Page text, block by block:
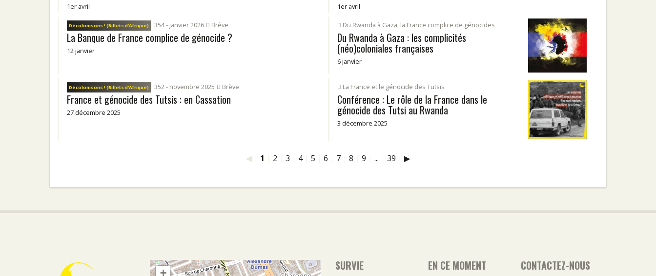
1er avril 1er avril
Décolonisons ! (Billets d’Afrique) 354 - janvier 2026 Brève
La Banque de France complice de génocide ?
12 janvier
Du Rwanda à Gaza, la France complice de génocides
Du Rwanda à Gaza : les complicités
(néo)coloniales françaises
6 janvier
Décolonisons ! (Billets d’Afrique) 352 - novembre 2025 Brève
France et génocide des Tutsis : en Cassation
27 décembre 2025
La France et le génocide des Tutsis
Conférence : Le rôle de la France dans le
génocide des Tutsi au Rwanda
3 décembre 2025
◀| 1 2 3 4| 5 6 7 8 9 ... 39 ▶
+
SURVIE EN CE MOMENT CONTACTEZ-NOUS